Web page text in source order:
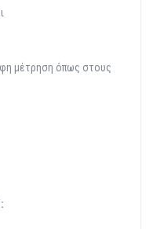
μέτρηση όπως στους